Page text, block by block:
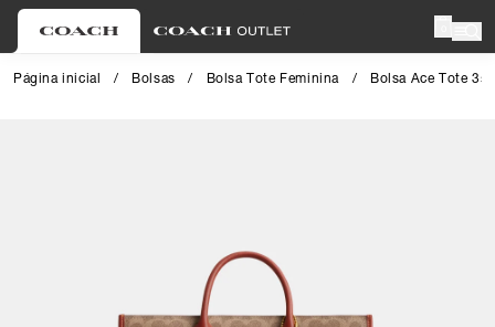
Página inicial / Bolsas / Bolsa Tote Feminina / Bolsa Ace Tote 35